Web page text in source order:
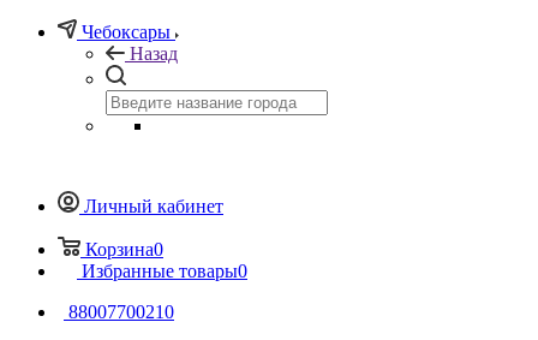
Чебоксары
Назад
Личный кабинет
Корзина0
Избранные товары0
88007700210